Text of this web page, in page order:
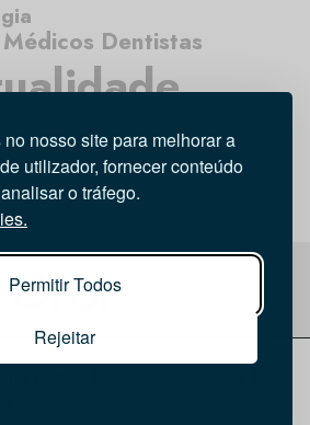
nosso site para melhorar a
utilizador, fornecer conteúdo
o tráfego.
Permitir Todos
Rejeitar
Médicos Dentistas
Entrevista